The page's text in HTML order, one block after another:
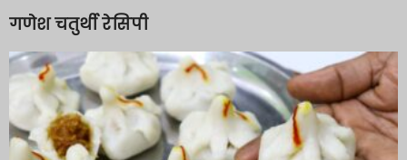
गणेश चतुर्थी रेसिपी